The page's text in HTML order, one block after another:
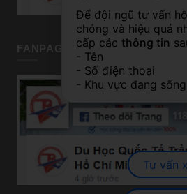
FANPAGE TP HỒ CHÍ MINH
Để đội ngũ tư vấn
chóng và hiệu quả
cấp các thông tin
- Tên
- Số điện thoại
- Khu vực đang sống
Tư vấn